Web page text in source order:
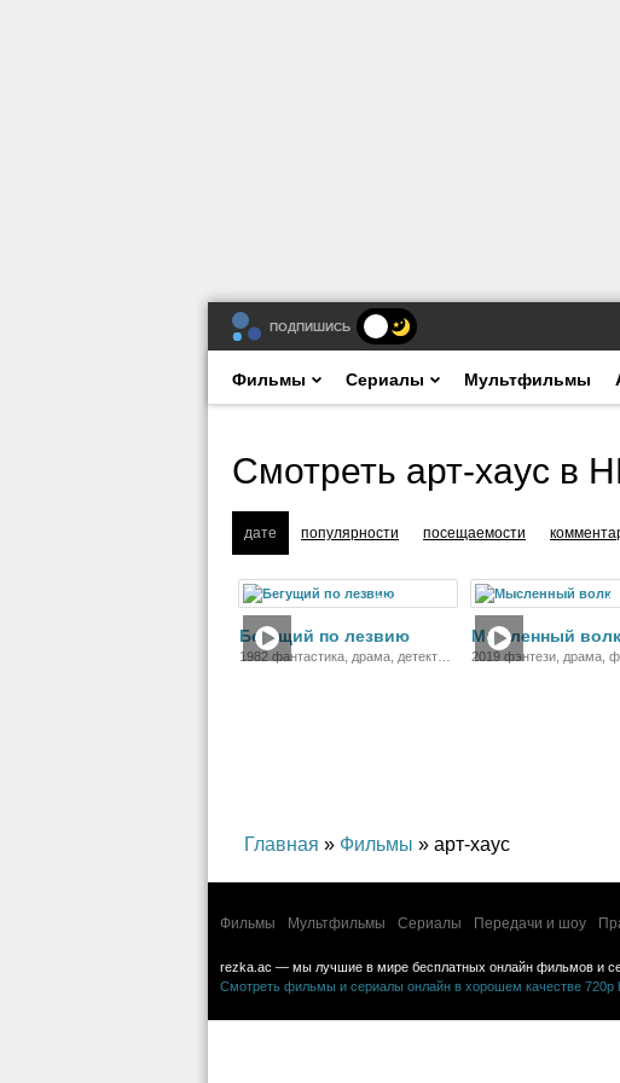
ПОДПИШИСЬ
Фильмы Сериалы Мультфильмы
Смотреть арт-хаус в
дате популярности посещаемости
Фильм
Бегущий по лезвию
1982 фантастика, драма, детектив,
Мысленный волк
2019 фэнтези, драма,
Главная » Фильмы » арт-хаус
Фильмы Мультфильмы Сериалы Передачи и шоу
rezka.ac — мы лучшие в мире бесплатных онлайн фильмов и
Смотреть фильмы и сериалы онлайн в хорошем качестве 720p